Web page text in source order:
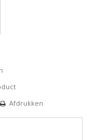
Afdrukken